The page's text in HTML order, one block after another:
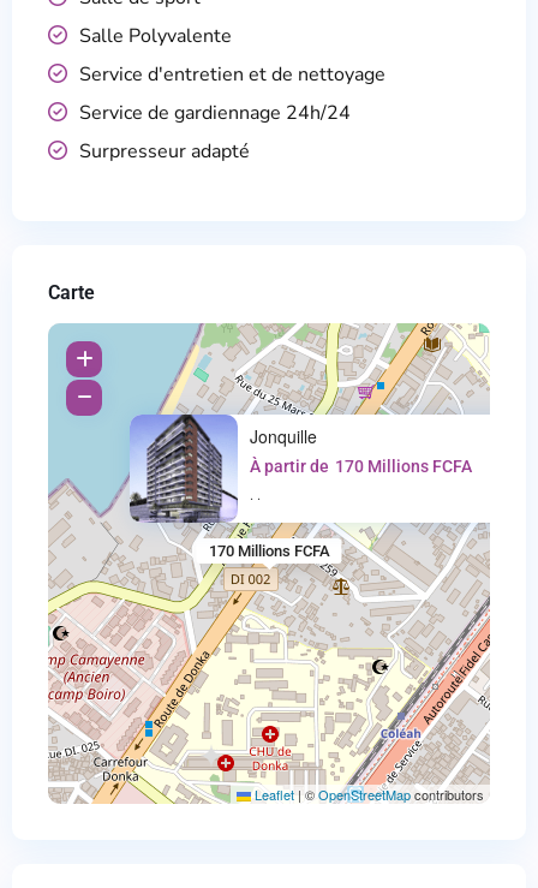
Salle Polyvalente
Service d'entretien et de nettoyage
Service de gardiennage 24h/24
Surpresseur adapté
Carte
170 Millions FCFA
Jonquille
À partir de 170 Millions FCFA
· ·
Leaflet | ©OpenStreetMapcontributors